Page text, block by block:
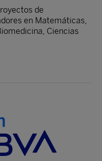
de
en Matemáticas,
Ciencias